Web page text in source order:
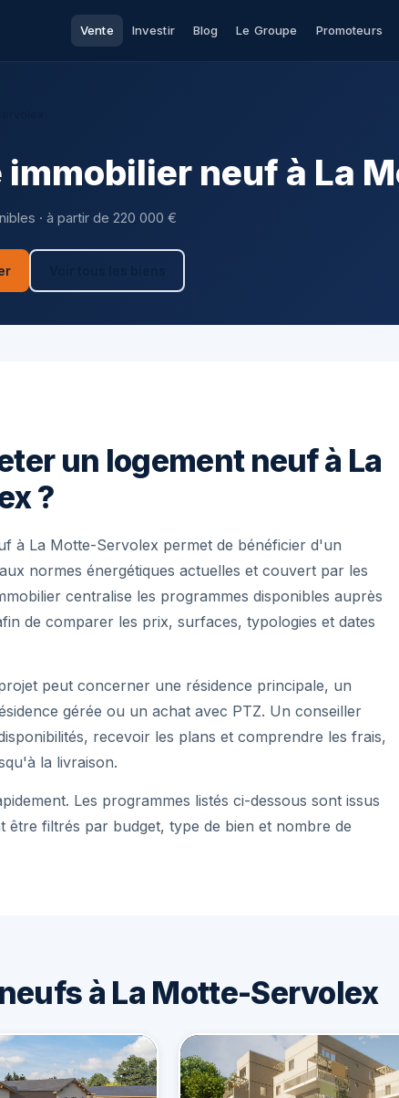
Vente Investir Blog Le Groupe Promoteurs
immobilier neuf à La
· à partir de 220 000 €
un logement neuf à La
?
à La Motte-Servolex permet de bénéficier d'un
normes énergétiques actuelles et couvert par les
centralise les programmes disponibles auprès
de comparer les prix, surfaces, typologies et dates
peut concerner une résidence principale, un
gérée ou un achat avec PTZ. Un conseiller
recevoir les plans et comprendre les frais,
la livraison.
Les programmes listés ci-dessous sont issus
être filtrés par budget, type de bien et nombre de
à La Motte-Servolex